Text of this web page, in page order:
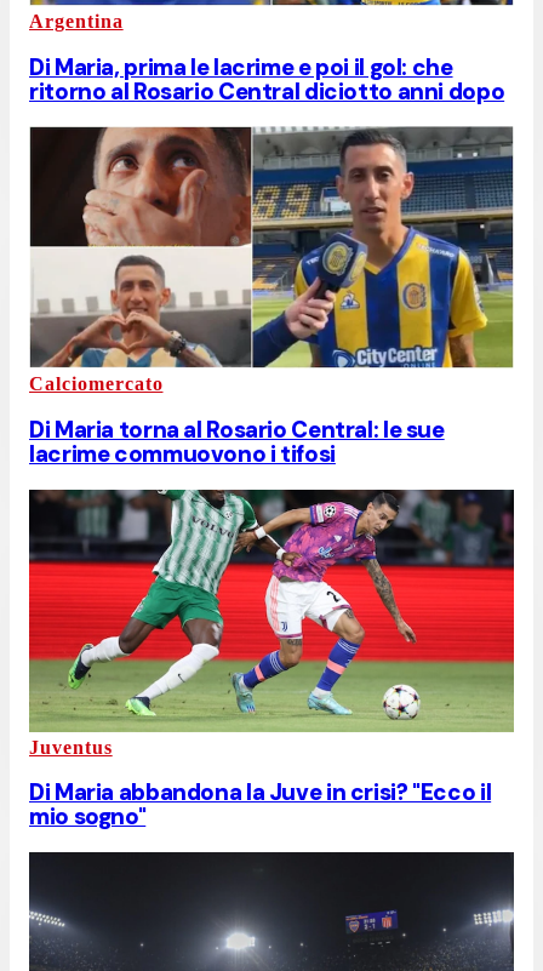
Argentina
Di Maria, prima le lacrime e poi il gol: che
ritorno al Rosario Central diciotto anni dopo
Calciomercato
Di Maria torna al Rosario Central: le sue
lacrime commuovono i tifosi
Juventus
Di Maria abbandona la Juve in crisi? "Ecco il
mio sogno"